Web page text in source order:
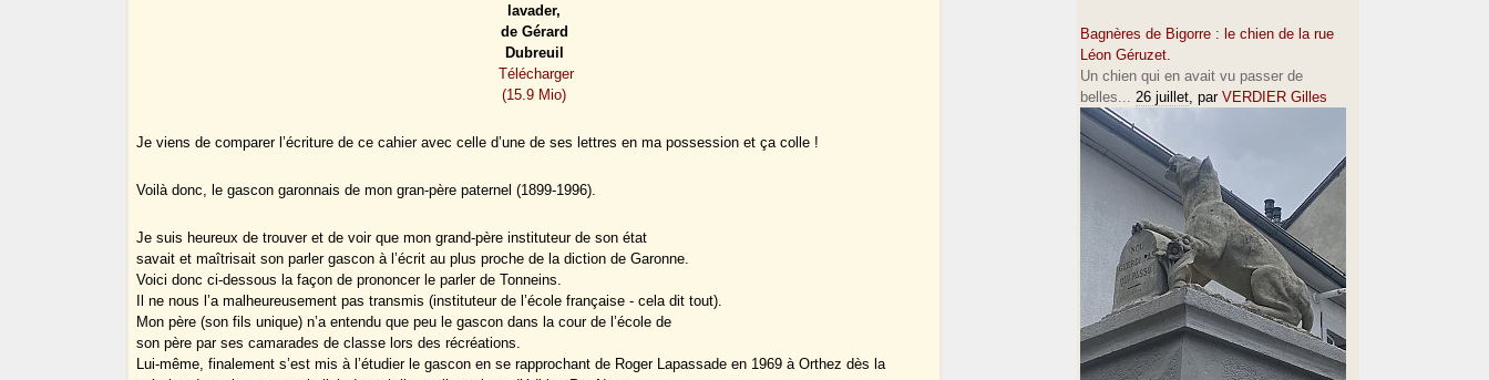
lavader,
de Gérard
Dubreuil
Télécharger
(15.9 Mio)
Je viens de comparer l’écriture de ce cahier avec celle d’une de ses lettres en ma possession et ça colle !
Voilà donc, le gascon garonnais de mon gran-père paternel (1899-1996).
Je suis heureux de trouver et de voir que mon grand-père instituteur de son état
savait et maîtrisait son parler gascon à l’écrit au plus proche de la diction de Garonne.
Voici donc ci-dessous la façon de prononcer le parler de Tonneins.
Il ne nous l’a malheureusement pas transmis (instituteur de l’école française - cela dit tout).
Mon père (son fils unique) n’a entendu que peu le gascon dans la cour de l’école de
son père par ses camarades de classe lors des récréations.
Lui-même, finalement s’est mis à l’étudier le gascon en se rapprochant de Roger Lapassade en 1969 à Orthez dès la
Bagnères de Bigorre : le chien de la rue
Léon Géruzet.
Un chien qui en avait vu passer de
belles... 26 juillet, par VERDIER Gilles